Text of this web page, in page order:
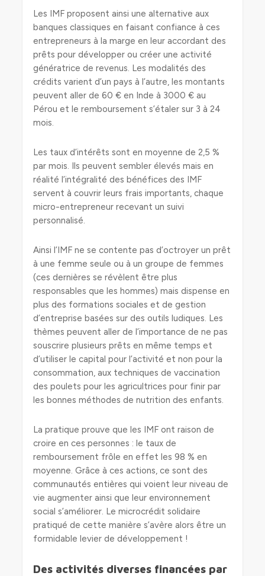
Les IMF proposent ainsi une alternative aux
banques classiques en faisant confiance à ces
entrepreneurs à la marge en leur accordant des
prêts pour développer ou créer une activité
génératrice de revenus. Les modalités des
crédits varient d’un pays à l’autre, les montants
peuvent aller de 60 € en Inde à 3000 € au
Pérou et le remboursement s’étaler sur 3 à 24
mois.
Les taux d’intérêts sont en moyenne de 2,5 %
par mois. Ils peuvent sembler élevés mais en
réalité l’intégralité des bénéfices des IMF
servent à couvrir leurs frais importants, chaque
micro-entrepreneur recevant un suivi
personnalisé.
Ainsi l’IMF ne se contente pas d’octroyer un prêt
à une femme seule ou à un groupe de femmes
(ces dernières se révèlent être plus
responsables que les hommes) mais dispense en
plus des formations sociales et de gestion
d’entreprise basées sur des outils ludiques. Les
thèmes peuvent aller de l’importance de ne pas
souscrire plusieurs prêts en même temps et
d’utiliser le capital pour l’activité et non pour la
consommation, aux techniques de vaccination
des poulets pour les agricultrices pour finir par
les bonnes méthodes de nutrition des enfants.
La pratique prouve que les IMF ont raison de
croire en ces personnes : le taux de
remboursement frôle en effet les 98 % en
moyenne. Grâce à ces actions, ce sont des
communautés entières qui voient leur niveau de
vie augmenter ainsi que leur environnement
social s’améliorer. Le microcrédit solidaire
pratiqué de cette manière s’avère alors être un
formidable levier de développement !
Des activités diverses financées par